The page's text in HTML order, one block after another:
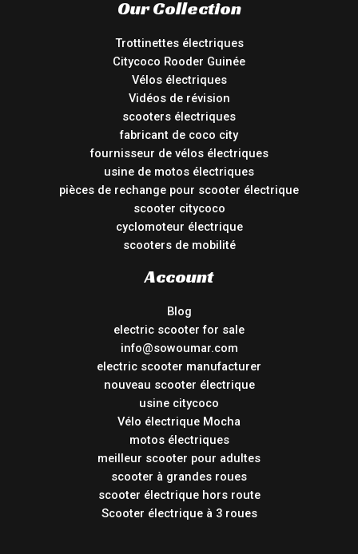
Our Collection
Trottinettes électriques
Citycoco Rooder Guinée
Vélos électriques
Vidéos de révision
scooters électriques
fabricant de coco city
fournisseur de vélos électriques
usine de motos électriques
pièces de rechange pour scooter électrique
scooter citycoco
cyclomoteur électrique
scooters de mobilité
Account
Blog
electric scooter for sale
info@sowoumar.com
electric scooter manufacturer
nouveau scooter électrique
usine citycoco
Vélo électrique Mocha
motos électriques
meilleur scooter pour adultes
scooter à grandes roues
scooter électrique hors route
Scooter électrique à 3 roues